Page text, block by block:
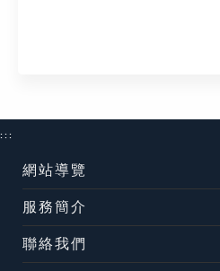
:::
網站導覽
服務簡介
聯絡我們